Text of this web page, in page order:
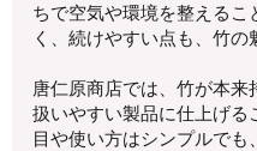
ちで空気や環境を整えるこ
く、続けやすい点も、竹の
唐仁原商店では、竹が本
扱いやすい製品に仕上げる
目や使い方はシンプルで